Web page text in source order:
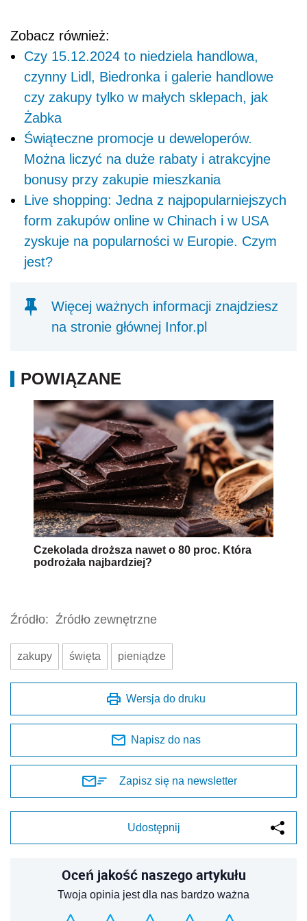
Zobacz również:
Czy 15.12.2024 to niedziela handlowa,
czynny Lidl, Biedronka i galerie handlowe
czy zakupy tylko w małych sklepach, jak
Żabka
Świąteczne promocje u deweloperów.
Można liczyć na duże rabaty i atrakcyjne
bonusy przy zakupie mieszkania
Live shopping: Jedna z najpopularniejszych
form zakupów online w Chinach i w USA
zyskuje na popularności w Europie. Czym
jest?
Więcej ważnych informacji znajdziesz
na stronie głównej Infor.pl
POWIĄZANE
Czekolada droższa nawet o 80 proc. Która
podrożała najbardziej?
Źródło: Źródło zewnętrzne
zakupy święta pieniądze
Wersja do druku
Napisz do nas
Zapisz się na newsletter
Udostępnij
Oceń jakość naszego artykułu
Twoja opinia jest dla nas bardzo ważna